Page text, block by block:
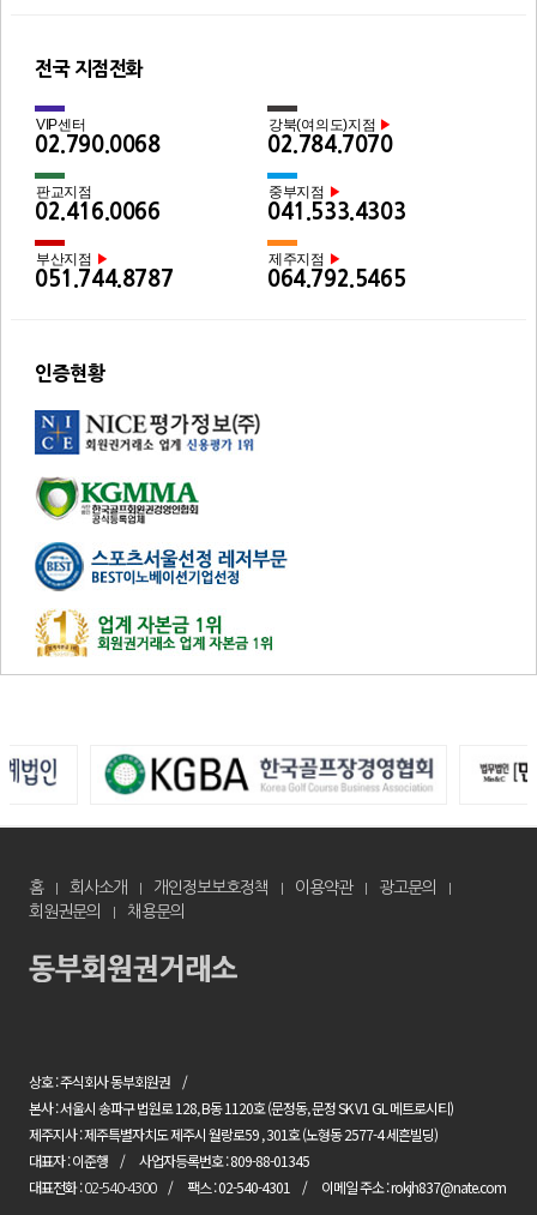
전국 지점전화
VIP센터
02.790.0068
강북(여의도)지점 ▶
02.784.7070
판교지점
02.416.0066
중부지점 ▶
041.533.4303
부산지점 ▶
051.744.8787
제주지점 ▶
064.792.5465
인증현황
홈 회사소개 개인정보보호정책 이용약관
광고문의
회원권문의
채용문의
상호 : 주식회사 동부회원권
본사 : 서울시 송파구 법원로 128, B동 1120호 (문정동, 문정 SK V1 GL 메트로시티)
제주지사 : 제주특별자치도 제주시 월랑로59 , 301호 (노형동 2577-4 세흔빌딩)
대표자 : 이준행
사업자등록번호 : 809-88-01345
대표전화 :02-540-4300 팩스 : 02-540-4301 이메일 주소 : rokjh837@nate.com